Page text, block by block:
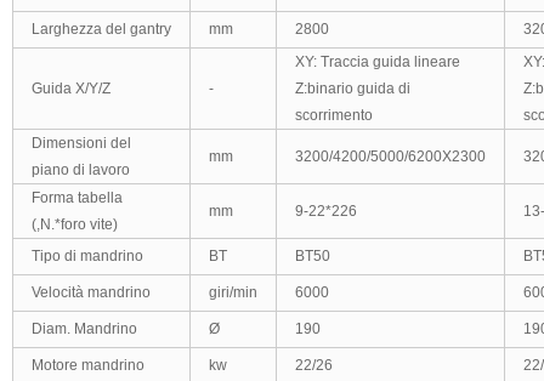
Larghezza del gantry mm 2800
Guida X/Y/Z -
XY: Traccia guida lineare
Z:binario guida di
scorrimento
Dimensioni del
piano di lavoro
mm 3200/4200/5000/6200X2300
Forma tabella
(,N.*foro vite)
mm 9-22*226
Tipo di mandrino BT BT50
Velocità mandrino giri/min 6000
Diam. Mandrino Ø 190
Motore mandrino kw 22/26